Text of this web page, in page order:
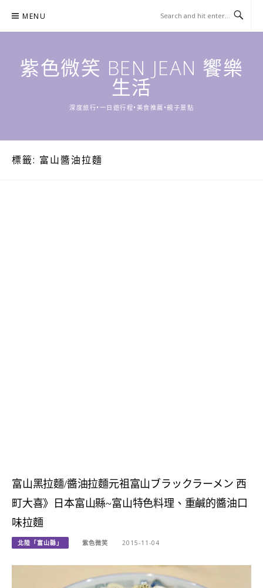
content
MENU
紫色微笑 BEN JEAN 饗樂
生活
深度旅行•一日遊行程•美食推薦•親子景點
標籤: 富山醬油拉麵
富山黑拉麵/醬油拉麵元祖富山ブラックラーメン 西
町大喜》日本富山縣~富山特色料理、重鹹的醬油口
味拉麵
北陸「富山縣」 紫色微笑 2015-11-04